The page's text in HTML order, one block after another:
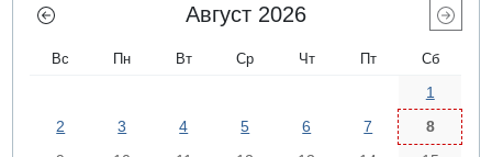
Август 2026
Вс Пн Вт Ср Чт Пт Сб
1
2
3 4 5 6 7
8